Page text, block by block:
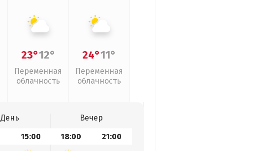
23°12°
Переменная
облачность
24°11°
Переменная
облачность
День
Вечер
15:00 18:00 21:00